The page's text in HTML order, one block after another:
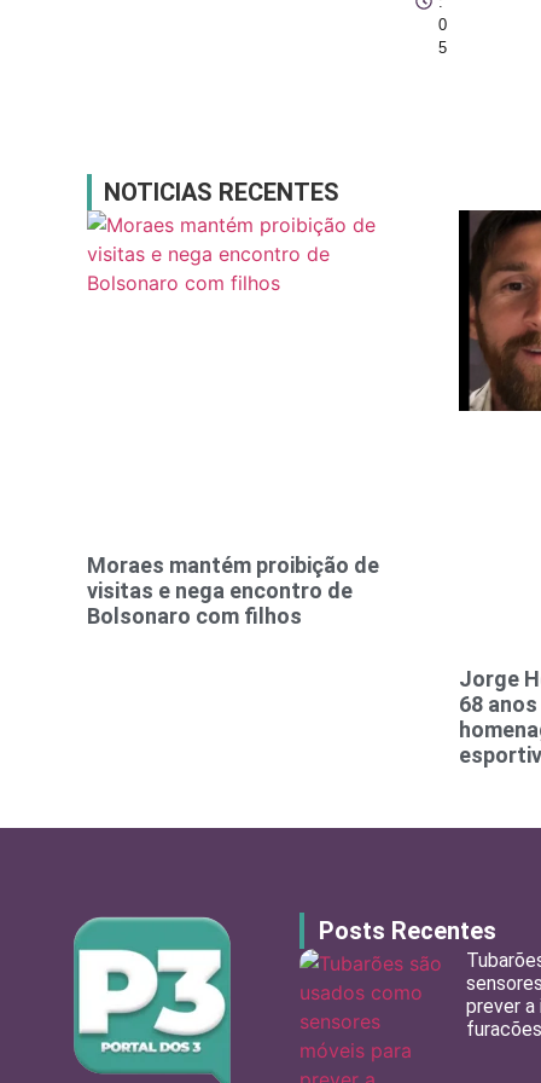
0
5
NOTICIAS RECENTES
Moraes mantém proibição de
visitas e nega encontro de
Bolsonaro com filhos
Jorge
68
Posts Recentes
prever a
furacões